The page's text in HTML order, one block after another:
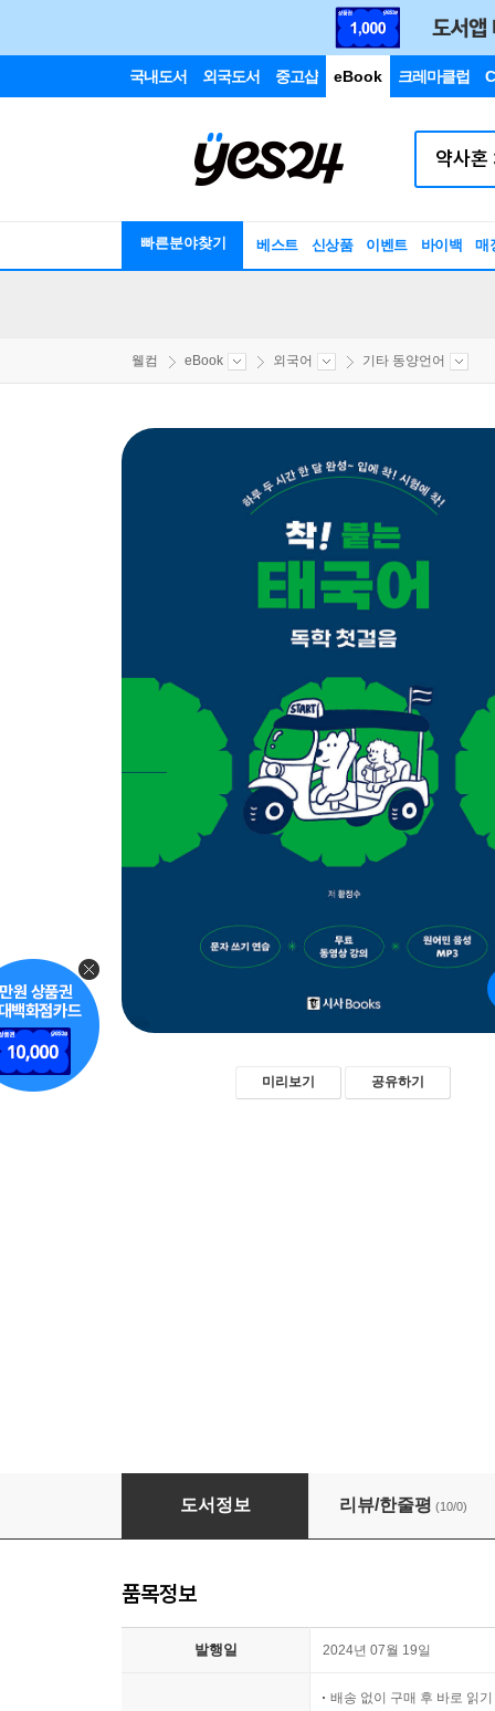
국내도서 외국도서 중고샵 eBook 크레마클럽
빠른분야찾기 베스트 신상품 이벤트 바이백 매
웰컴 eBook 외국어 기타 동양언어
미리보기 공유하기
착! 붙는 태국어 독학 첫걸음
도서정보 리뷰/한줄평 (10/0)
품목정보
발행일 2024년 07월 19일
배송 없이 구매 후 바로 읽기